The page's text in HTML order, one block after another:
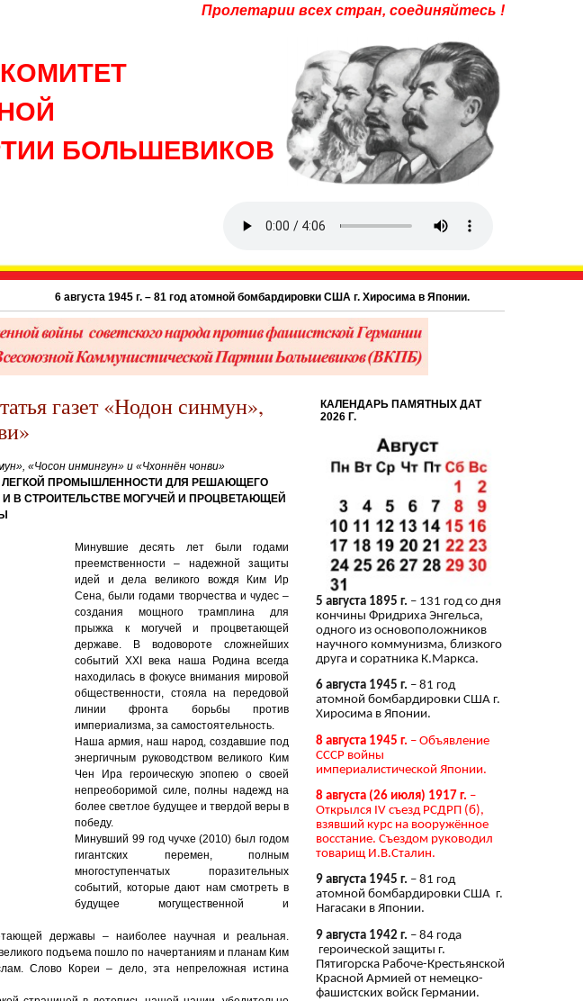
Пролетарии всех стран, соединяйтесь !
БОЛЬШЕВИКОВ
августа 1945 г. – 81 год атомной бомбардировки США г. Хиросима в Японии.
газет «Нодон синмун»,
«Чосон инмингун» и «Чхоннён чонви»
ПРОМЫШЛЕННОСТИ ДЛЯ РЕШАЮЩЕГО
В СТРОИТЕЛЬСТВЕ МОГУЧЕЙ И ПРОЦВЕТАЮЩЕЙ
Минувшие десять лет были годами
преемственности – надежной защиты
идей и дела великого вождя Ким Ир
Сена, были годами творчества и чудес –
создания мощного трамплина для
прыжка к могучей и процветающей
державе. В водовороте сложнейших
событий XXI века наша Родина всегда
находилась в фокусе внимания мировой
общественности, стояла на передовой
линии фронта борьбы против
империализма, за самостоятельность.
Наша армия, наш народ, создавшие под
энергичным руководством великого Ким
Чен Ира героическую эпопею о своей
непреоборимой силе, полны надежд на
более светлое будущее и твердой веры в
победу.
Минувший 99 год чучхе (2010) был годом
гигантских перемен, полным
многоступенчатых поразительных
событий, которые дают нам смотреть в
будущее могущественной и
державы – наиболее научная и реальная.
подъема пошло по начертаниям и планам Ким
Слово Кореи – дело, эта непреложная истина
КАЛЕНДАРЬ ПАМЯТНЫХ ДАТ
2026 Г.
5 августа 1895 г. – 131 год со дня
кончины Фридриха Энгельса,
одного из основоположников
научного коммунизма, близкого
друга и соратника К.Маркса.
6 августа 1945 г. – 81 год
атомной бомбардировки США г.
Хиросима в Японии.
8 августа 1945 г. – Объявление
СССР войны
империалистической Японии.
8 августа (26 июля) 1917 г. –
Открылся IV съезд РСДРП (б),
взявший курс на вооружённое
восстание. Съездом руководил
товарищ И.В.Сталин.
9 августа 1945 г. – 81 год
атомной бомбардировки США г.
Нагасаки в Японии.
9 августа 1942 г. – 84 года
героической защиты г.
Пятигорска Рабоче-Крестьянской
Красной Армией от немецко-
фашистских войск Германии.